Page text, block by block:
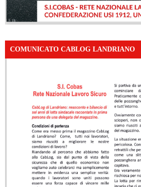
COMUNICATO CABLOG LANDRIANO